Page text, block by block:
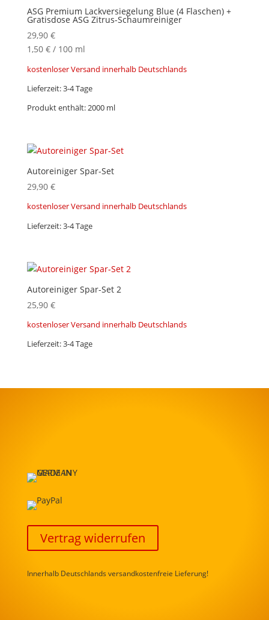
ASG Premium Lackversiegelung Blue (4 Flaschen) +
Gratisdose ASG Zitrus-Schaumreiniger
29,90 €
1,50 €/ 100 ml
kostenloser Versand innerhalb Deutschlands
Lieferzeit:3-4 Tage
Produkt enthält: 2000 ml
Autoreiniger Spar-Set
29,90 €
kostenloser Versand innerhalb Deutschlands
Lieferzeit:3-4 Tage
Autoreiniger Spar-Set 2
25,90 €
kostenloser Versand innerhalb Deutschlands
Lieferzeit:3-4 Tage
Vertrag widerrufen
Innerhalb Deutschlands versandkostenfreie Lieferung!